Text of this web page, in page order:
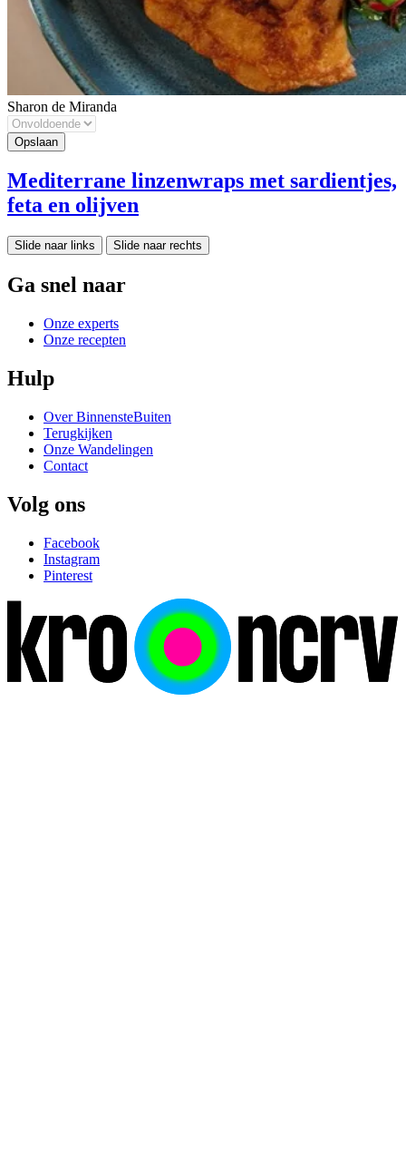
Sharon de Miranda
Mediterrane linzenwraps met sardientjes,
feta en olijven
Slide naar links Slide naar rechts
Ga snel naar
Onze experts
Onze recepten
Hulp
Over BinnensteBuiten
Terugkijken
Onze Wandelingen
Contact
Volg ons
Facebook
Instagram
Pinterest